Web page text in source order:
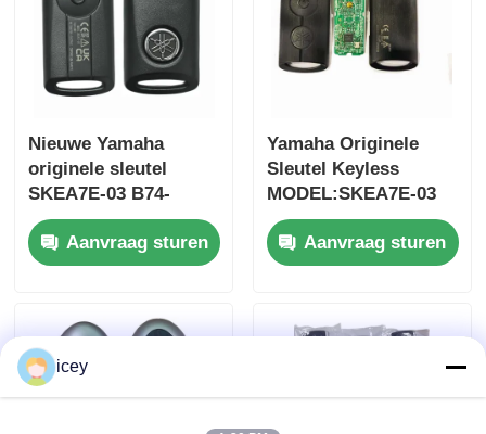
Nieuwe Yamaha
originele sleutel
SKEA7E-03 B74-
H6261-02 662F-
SKEA7D03
Aanvraag sturen
Yamaha Originele
Sleutel Keyless
MODEL:SKEA7E-03
Voor Yamaha Smart
Remote Key B74-
H6261-02/662F-
Aanvraag sturen
icey